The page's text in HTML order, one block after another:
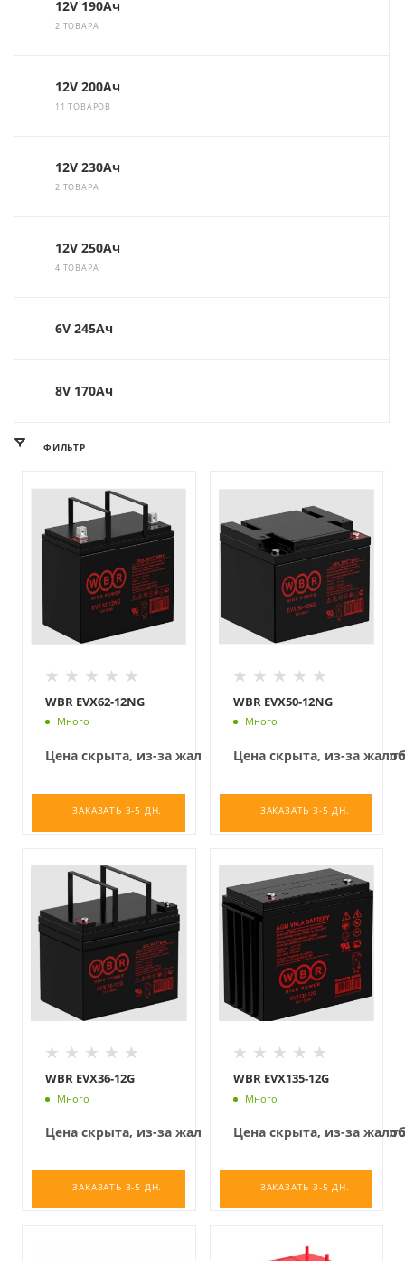
12V 190Ач
2 ТОВАРА
12V 200Ач
11 ТОВАРОВ
12V 230Ач
2 ТОВАРА
12V 250Ач
4 ТОВАРА
6V 245Ач
8V 170Ач
ФИЛЬТР
WBR EVX62-12NG
Много
Цена скрыта, из-за жалоб конкурентов на низкую
ЗАКАЗАТЬ 3-5 ДН.
WBR EVX50-12NG
Много
Цена скрыта, из-за
ЗАКАЗАТЬ 3-5 ДН.
WBR EVX36-12G
Много
Цена скрыта, из-за жалоб конкурентов на низкую
ЗАКАЗАТЬ 3-5 ДН.
WBR EVX135-12G
Много
Цена скрыта, из-за
ЗАКАЗАТЬ 3-5 ДН.